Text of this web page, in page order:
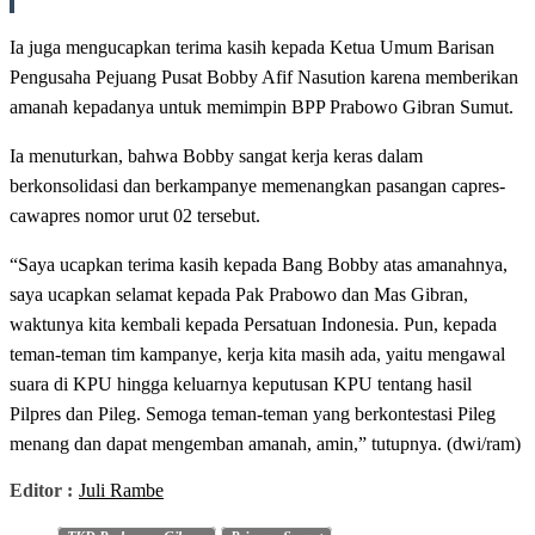
Ia juga mengucapkan terima kasih kepada Ketua Umum Barisan
Pengusaha Pejuang Pusat Bobby Afif Nasution karena memberikan
amanah kepadanya untuk memimpin BPP Prabowo Gibran Sumut.
Ia menuturkan, bahwa Bobby sangat kerja keras dalam
berkonsolidasi dan berkampanye memenangkan pasangan capres-
cawapres nomor urut 02 tersebut.
“Saya ucapkan terima kasih kepada Bang Bobby atas amanahnya,
saya ucapkan selamat kepada Pak Prabowo dan Mas Gibran,
waktunya kita kembali kepada Persatuan Indonesia. Pun, kepada
teman-teman tim kampanye, kerja kita masih ada, yaitu mengawal
suara di KPU hingga keluarnya keputusan KPU tentang hasil
Pilpres dan Pileg. Semoga teman-teman yang berkontestasi Pileg
menang dan dapat mengemban amanah, amin,” tutupnya. (dwi/ram)
Editor : Juli Rambe